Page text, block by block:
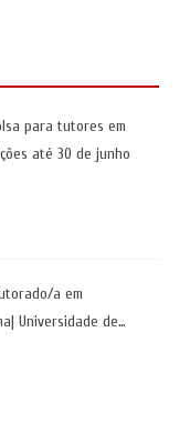
para tutores em
até 30 de junho
a em
Universidade de